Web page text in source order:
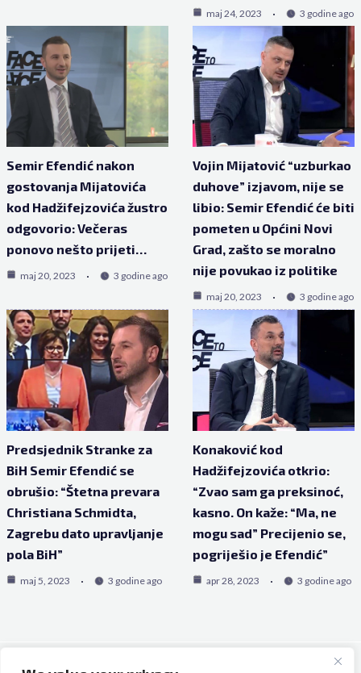
maj 24, 2023 3 godine ago
Semir Efendić nakon
gostovanja Mijatovića
kod Hadžifejzovića žustro
odgovorio: Večeras
ponovo nešto prijeti…
maj 20, 2023 3 godine ago
Vojin Mijatović “uzburkao
duhove” izjavom, nije se
libio: Semir Efendić će biti
pometen u Općini Novi
Grad, zašto se moralno
nije povukao iz politike
maj 20, 2023 3 godine ago
Predsjednik Stranke za
BiH Semir Efendić se
obrušio: “Štetna prevara
Christiana Schmidta,
Zagrebu dato upravljanje
pola BiH”
maj 5, 2023 3 godine ago
Konaković kod
Hadžifejzovića otkrio:
“Zvao sam ga preksinoć,
kasno. On kaže: “Ma, ne
mogu sad” Precijenio se,
pogriješio je Efendić”
apr 28, 2023 3 godine ago